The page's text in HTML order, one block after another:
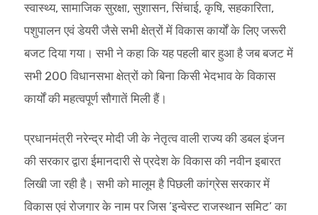
स्वास्थ्य, सामाजिक सुरक्षा, सुशासन, सिंचाई, कृषि, सहकारिता,
पशुपालन एवं डेयरी जैसे सभी क्षेत्रों में विकास कार्यों के लिए जरूरी
बजट दिया गया। सभी ने कहा कि यह पहली बार हुआ है जब बजट में
सभी 200 विधानसभा क्षेत्रों को बिना किसी भेदभाव के विकास
कार्यों की महत्वपूर्ण सौगातें मिली हैं।
प्रधानमंत्री नरेन्द्र मोदी जी के नेतृत्व वाली राज्य की डबल इंजन
की सरकार द्वारा ईमानदारी से प्रदेश के विकास की नवीन इबारत
लिखी जा रही है। सभी को मालूम है पिछली कांग्रेस सरकार में
विकास एवं रोजगार के नाम पर जिस ’इन्वेस्ट राजस्थान समिट’ का